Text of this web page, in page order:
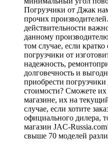
Погрузчики от Джак
прочих
действительности
данному
том случае, если
погрузчики от
надежность,
долговечность и
приобрести
стоимости? Сможете
магазине, их на
случае, если хотите
официального дилера,
магазин JAC-
свыше 70 моделей